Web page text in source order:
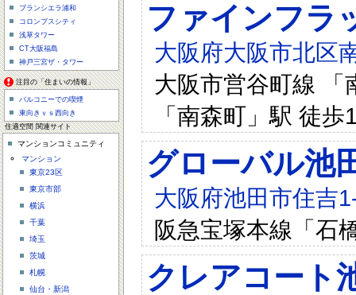
ファインフラ
大阪府大阪市北区
大阪市営谷町線 「
「南森町」駅 徒
グローバル池
大阪府池田市住吉
阪急宝塚本線「石
クレアコート
ブランシエラ浦和
コロンブスシティ
浅草タワー
CT大阪福島
神戸三宮ザ・タワー
注目の「住まいの情報」
バルコニーでの喫煙
東向きｖｓ西向き
住適空間 関連サイト
マンションコミュニティ
マンション
東京23区
東京市部
横浜
千葉
埼玉
茨城
札幌
仙台・新潟